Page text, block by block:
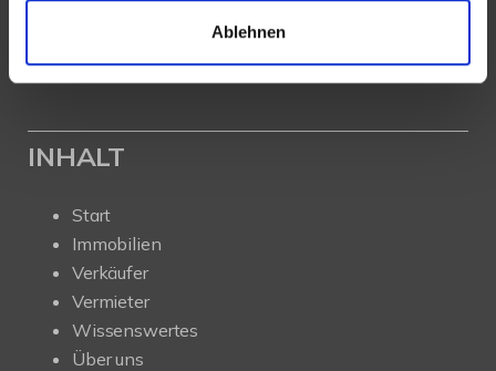
Ablehnen
Ihre Wohnung in Reutlingen. Sprechen Sie uns an - wir
sind für Sie da.
INHALT
Start
Immobilien
Verkäufer
Vermieter
Wissenswertes
Über uns